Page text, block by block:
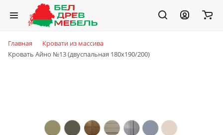
Главная
Кровати из массива
Кровать Айно №13 (двуспальная 180x190/200)